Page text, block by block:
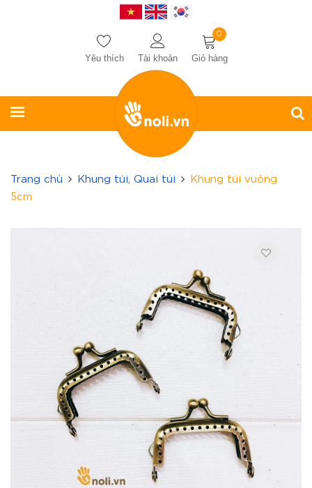
0
Giỏ hàng
Tài khoản
Yêu thích
Trang chủ Khung túi, Quai túi
Khung túi vuông
5cm